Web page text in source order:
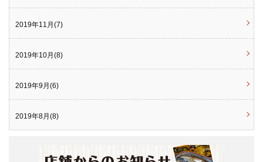
2019年11月(7)
2019年10月(8)
2019年9月(6)
2019年8月(8)